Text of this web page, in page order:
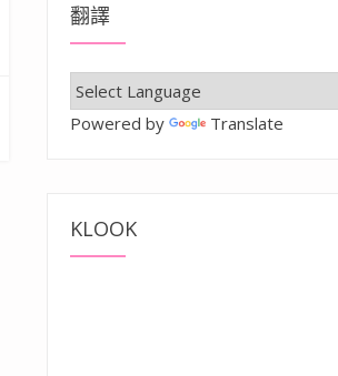
包棟，鄰近太魯閣/新城老街/天空之鏡”
翻譯
Powered by Translate
KLOOK